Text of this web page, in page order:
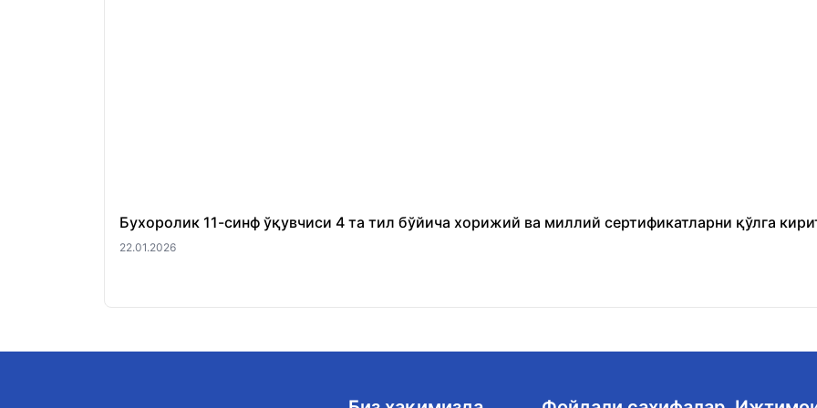
Бухоролик 11-синф ўқувчиси 4 та тил бўйича хорижий ва миллий сертификатларни қўлга
22.01.2026